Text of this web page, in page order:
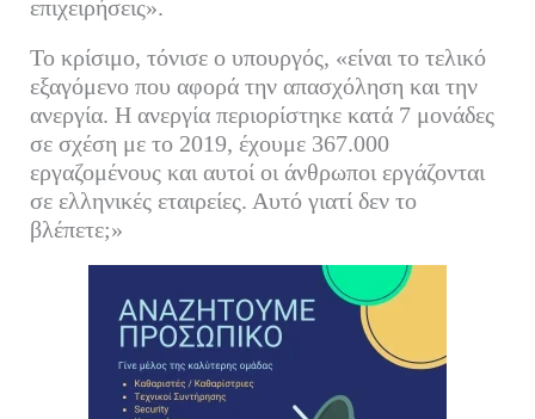
επιχειρήσεις».
Το κρίσιμο, τόνισε ο υπουργός, «είναι το τελικό
εξαγόμενο που αφορά την απασχόληση και την
ανεργία. Η ανεργία περιορίστηκε κατά 7 μονάδες
σε σχέση με το 2019, έχουμε 367.000
εργαζομένους και αυτοί οι άνθρωποι εργάζονται
σε ελληνικές εταιρείες. Αυτό γιατί δεν το
βλέπετε;»